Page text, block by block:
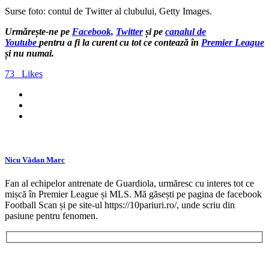
Surse foto: contul de Twitter al clubului, Getty Images.
Urmărește-ne pe Facebook, Twitterși pe canalul de
Youtube pentru a fi la curent cu tot ce contează în Premier League
și nu numai.
73
Likes
Nicu Vădan Marc
Fan al echipelor antrenate de Guardiola, urmăresc cu interes tot ce
mișcă în Premier League și MLS. Mă găsești pe pagina de facebook
Football Scan și pe site-ul https://10pariuri.ro/, unde scriu din
pasiune pentru fenomen.